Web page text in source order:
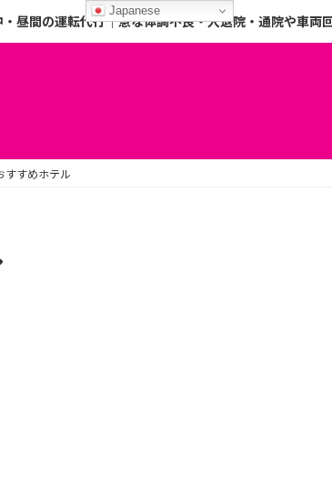
昼間の運転代行｜急な体調不良・入退院・通院や車両
すすめホテル
Japanese